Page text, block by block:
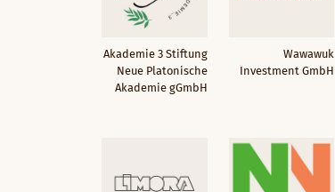
Akademie 3 Stiftung
Neue Platonische
Akademie gGmbH
Wawawuk
Investment GmbH